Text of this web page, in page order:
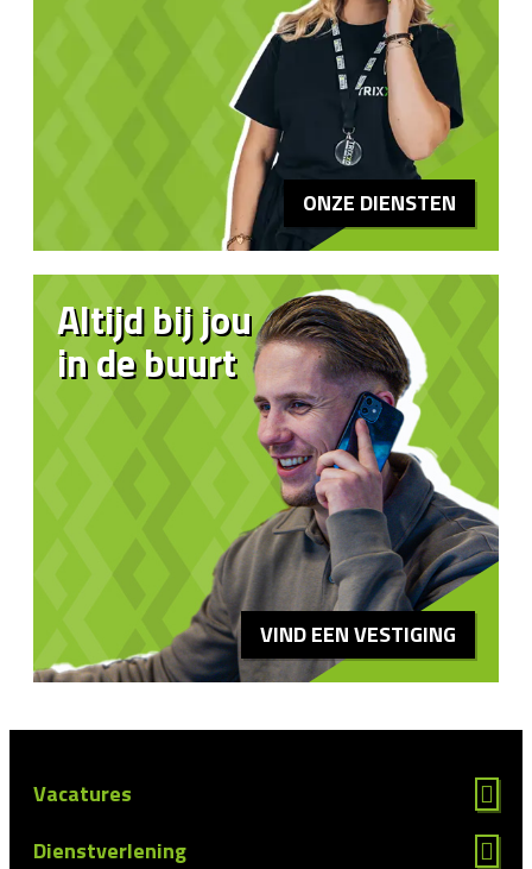
ONZE DIENSTEN
Altijd bij jou
in de buurt
VIND EEN VESTIGING
Vacatures
Dienstverlening